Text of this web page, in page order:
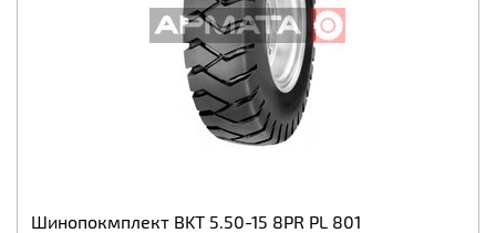
Шинопокмплект BKT 5.50-15 8PR PL 801